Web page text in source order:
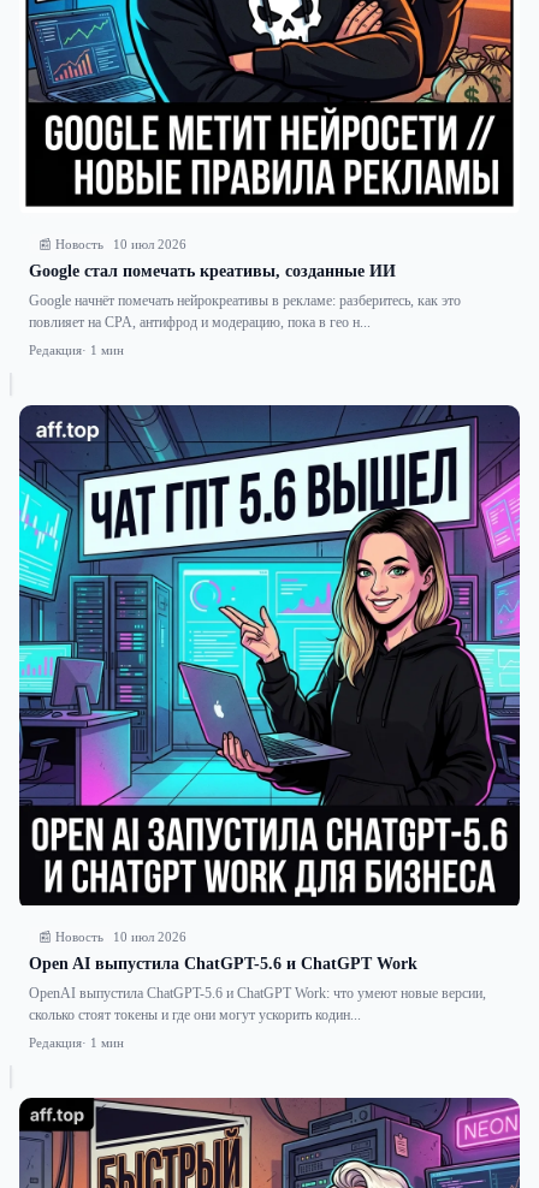
📰 Новость 10 июл 2026
Google стал помечать креативы, созданные ИИ
Google начнёт помечать нейрокреативы в рекламе: разберитесь, как это
повлияет на CPA, антифрод и модерацию, пока в гео н...
Редакция· 1 мин
📰 Новость 10 июл 2026
Open AI выпустила ChatGPT-5.6 и ChatGPT Work
OpenAI выпустила ChatGPT-5.6 и ChatGPT Work: что умеют новые версии,
сколько стоят токены и где они могут ускорить кодин...
Редакция· 1 мин